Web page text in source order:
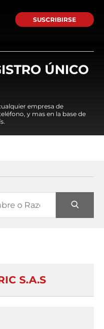
SUSCRIBIRSE
ÚNICO
empresa de
y mas en la base de
S.A.S